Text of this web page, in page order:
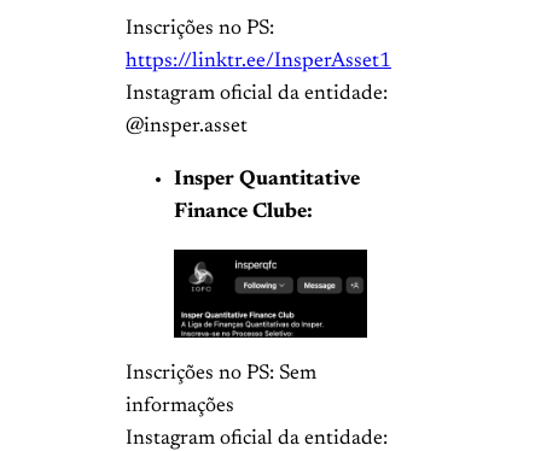
Inscrições no PS:
https://linktr.ee/InsperAsset1
Instagram oficial da entidade:
@insper.asset
Insper Quantitative
Finance Clube:
Inscrições no PS: Sem
informações
Instagram oficial da entidade: